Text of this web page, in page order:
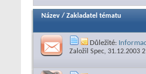
Název / Zakladatel tématu
Důležité:
Založil Spec, 31.12.2003